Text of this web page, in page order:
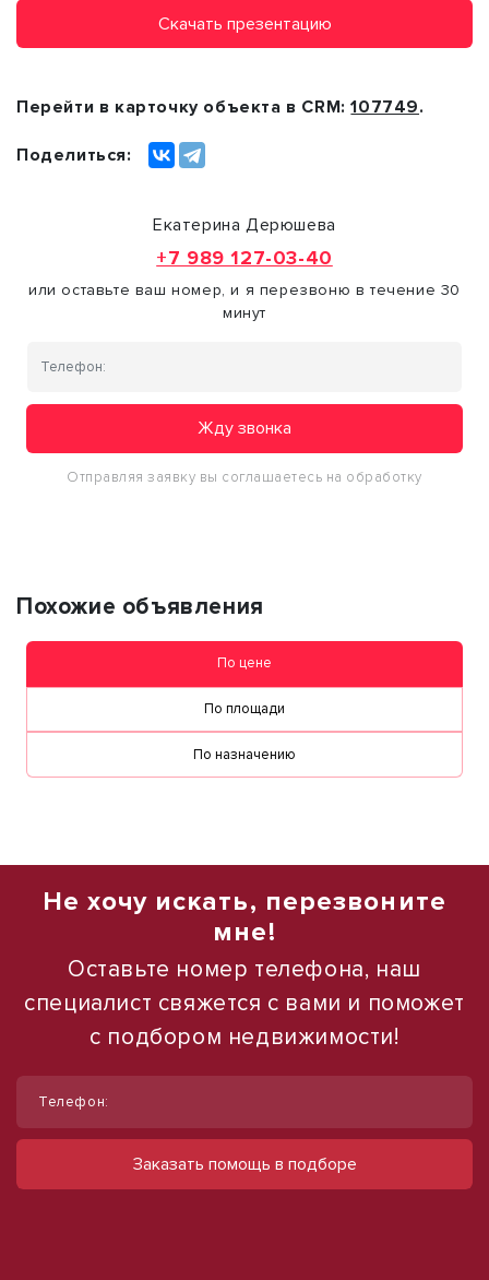
Скачать презентацию
Перейти в карточку объекта в CRM:107749.
Поделиться:
Екатерина Дерюшева
+7 989 127-03-40
или оставьте ваш номер, и я перезвоню в течение 30
минут
Жду звонка
Отправляя заявку вы соглашаетесь на обработку
Похожие объявления
По цене
По площади
По назначению
Не хочу искать, перезвоните
мне!
Оставьте номер телефона, наш
специалист свяжется с вами и поможет
с подбором недвижимости!
Телефон:
Заказать помощь в подборе